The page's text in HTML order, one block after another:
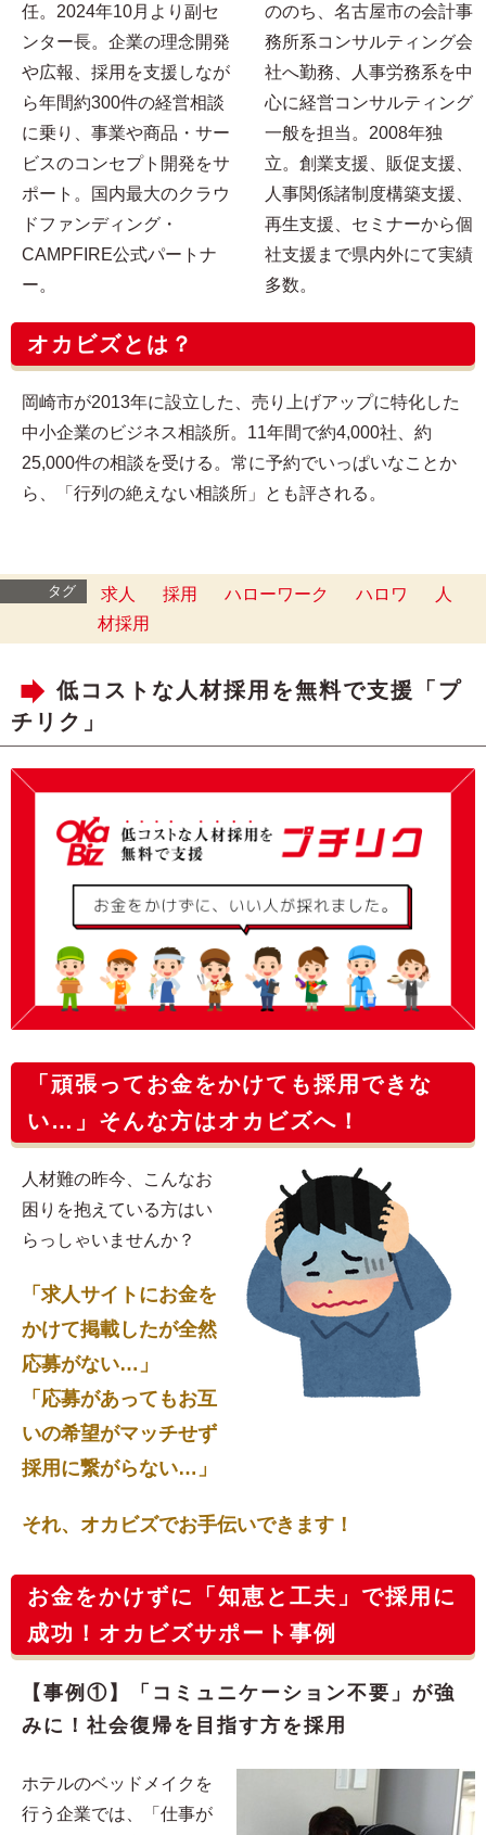
任。2024年10月より副セ
ンター長。企業の理念開発
や広報、採用を支援しなが
ら年間約300件の経営相談
に乗り、事業や商品・サー
ビスのコンセプト開発をサ
ポート。国内最大のクラウ
ドファンディング・
CAMPFIRE公式パートナ
ー。
ののち、名古屋市の会計事
務所系コンサルティング会
社へ勤務、人事労務系を中
心に経営コンサルティング
一般を担当。2008年独
立。創業支援、販促支援、
人事関係諸制度構築支援、
再生支援、セミナーから個
社支援まで県内外にて実績
多数。
オカビズとは？
岡崎市が2013年に設立した、売り上げアップに特化した
中小企業のビジネス相談所。11年間で約4,000社、約
25,000件の相談を受ける。常に予約でいっぱいなことか
ら、「行列の絶えない相談所」とも評される。
タグ 求人 採用 ハローワーク ハロワ
人
材採用
低コストな人材採用を無料で支援「プ
チリク」
「頑張ってお金をかけても採用できな
い…」そんな方はオカビズへ！
人材難の昨今、こんなお
困りを抱えている方はい
らっしゃいませんか？
「求人サイトにお金を
かけて掲載したが全然
応募がない…」
「応募があってもお互
いの希望がマッチせず
採用に繋がらない…」
それ、オカビズでお手伝いできます！
お金をかけずに「知恵と工夫」で採用に
成功！オカビズサポート事例
【事例①】「コミュニケーション不要」が強
みに！社会復帰を目指す方を採用
ホテルのベッドメイクを
行う企業では、「仕事が